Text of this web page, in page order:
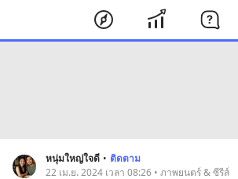
หนุ่มใหญ่ใจดี • ติดตาม
22 เม.ย. 2024 เวลา 08:26 • ภาพยนตร์ & ซีรีส์